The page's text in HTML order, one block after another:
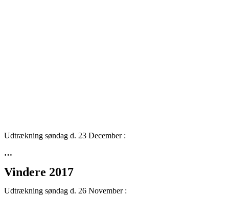
Udtrækning søndag d. 23 December :
…
Vindere 2017
Udtrækning søndag d. 26 November :